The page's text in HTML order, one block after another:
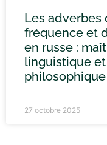
Les adverbes
fréquence et
en russe :
linguistique
philosophique
27 octobre 2025